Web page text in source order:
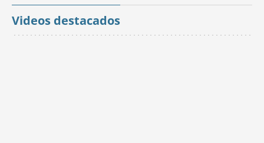
Videos destacados